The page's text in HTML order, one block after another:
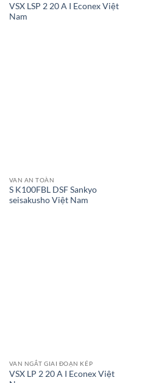
VSX LSP 2 20 A I Econex Việt
Nam
VAN AN TOÀN
S K100FBL DSF Sankyo
seisakusho Việt Nam
VAN NGẮT GIAI ĐOẠN KÉP
VSX LP 2 20 A I Econex Việt